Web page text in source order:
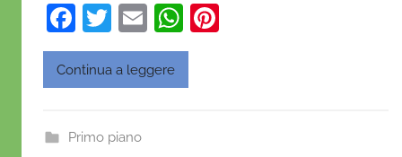
F
a
c
b
T
w
itt
E
m
ai
W
h
Continua a leggere
Primo piano